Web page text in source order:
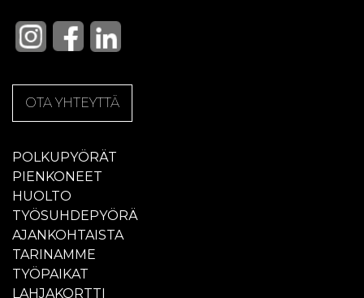
OTA YHTEYTTÄ
POLKUPYÖRÄT
PIENKONEET
HUOLTO
TYÖSUHDEPYÖRÄ
AJANKOHTAISTA
TARINAMME
TYÖPAIKAT
LAHJAKORTTI